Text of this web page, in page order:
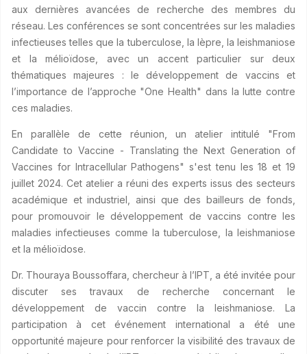
aux dernières avancées de recherche des membres du
réseau. Les conférences se sont concentrées sur les maladies
infectieuses telles que la tuberculose, la lèpre, la leishmaniose
et la mélioïdose, avec un accent particulier sur deux
thématiques majeures : le développement de vaccins et
l’importance de l’approche "One Health" dans la lutte contre
ces maladies.
En parallèle de cette réunion, un atelier intitulé "From
Candidate to Vaccine - Translating the Next Generation of
Vaccines for Intracellular Pathogens" s'est tenu les 18 et 19
juillet 2024. Cet atelier a réuni des experts issus des secteurs
académique et industriel, ainsi que des bailleurs de fonds,
pour promouvoir le développement de vaccins contre les
maladies infectieuses comme la tuberculose, la leishmaniose
et la mélioïdose.
Dr. Thouraya Boussoffara, chercheur à l’IPT, a été invitée pour
discuter ses travaux de recherche concernant le
développement de vaccin contre la leishmaniose. La
participation à cet événement international a été une
opportunité majeure pour renforcer la visibilité des travaux de